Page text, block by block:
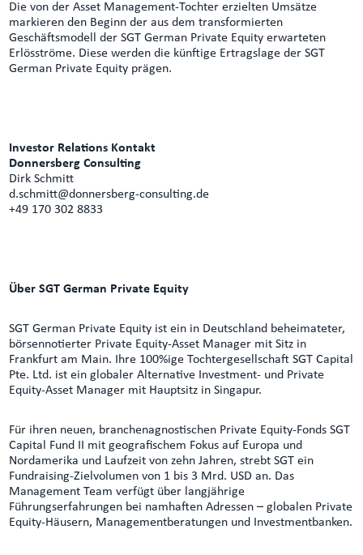
Die von der Asset Management-Tochter erzielten Umsätze
markieren den Beginn der aus dem transformierten
Geschäftsmodell der SGT German Private Equity erwarteten
Erlösströme. Diese werden die künftige Ertragslage der SGT
German Private Equity prägen.
Investor Relations Kontakt
Donnersberg Consulting
Dirk Schmitt
d.schmitt@donnersberg-consulting.de
+49 170 302 8833
Über SGT German Private Equity
SGT German Private Equity ist ein in Deutschland beheimateter,
börsennotierter Private Equity-Asset Manager mit Sitz in
Frankfurt am Main. Ihre 100%ige Tochtergesellschaft SGT Capital
Pte. Ltd. ist ein globaler Alternative Investment- und Private
Equity-Asset Manager mit Hauptsitz in Singapur.
Für ihren neuen, branchenagnostischen Private Equity-Fonds SGT
Capital Fund II mit geografischem Fokus auf Europa und
Nordamerika und Laufzeit von zehn Jahren, strebt SGT ein
Fundraising-Zielvolumen von 1 bis 3 Mrd. USD an. Das
Management Team verfügt über langjährige
Führungserfahrungen bei namhaften Adressen – globalen Private
Equity-Häusern, Managementberatungen und Investmentbanken.